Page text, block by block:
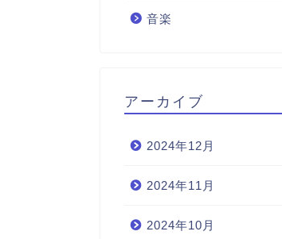
音楽
アーカイブ
2024年12月
2024年11月
2024年10月